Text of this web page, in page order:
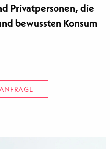
Privatpersonen, die
bewussten Konsum